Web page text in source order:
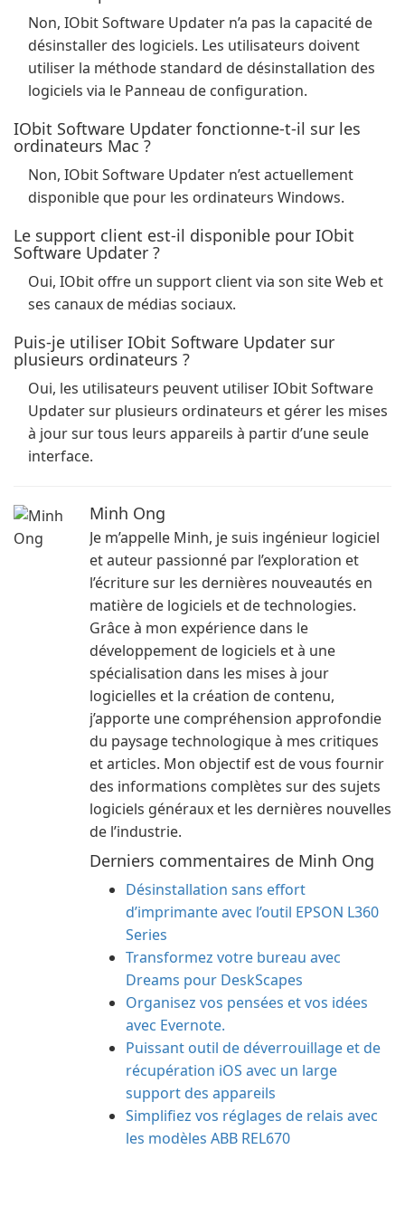
Non, IObit Software Updater n’a pas la capacité de
désinstaller des logiciels. Les utilisateurs doivent
utiliser la méthode standard de désinstallation des
logiciels via le Panneau de configuration.
IObit Software Updater fonctionne-t-il sur les
ordinateurs Mac ?
Non, IObit Software Updater n’est actuellement
disponible que pour les ordinateurs Windows.
Le support client est-il disponible pour IObit
Software Updater ?
Oui, IObit offre un support client via son site Web et
ses canaux de médias sociaux.
Puis-je utiliser IObit Software Updater sur
plusieurs ordinateurs ?
Oui, les utilisateurs peuvent utiliser IObit Software
Updater sur plusieurs ordinateurs et gérer les mises
à jour sur tous leurs appareils à partir d’une seule
interface.
Minh Ong
Je m’appelle Minh, je suis ingénieur logiciel
et auteur passionné par l’exploration et
l’écriture sur les dernières nouveautés en
matière de logiciels et de technologies.
Grâce à mon expérience dans le
développement de logiciels et à une
spécialisation dans les mises à jour
logicielles et la création de contenu,
j’apporte une compréhension approfondie
du paysage technologique à mes critiques
et articles. Mon objectif est de vous fournir
des informations complètes sur des sujets
logiciels généraux et les dernières nouvelles
de l’industrie.
Derniers commentaires de Minh Ong
Désinstallation sans effort
d’imprimante avec l’outil EPSON L360
Series
Transformez votre bureau avec
Dreams pour DeskScapes
Organisez vos pensées et vos idées
avec Evernote.
Puissant outil de déverrouillage et de
récupération iOS avec un large
support des appareils
Simplifiez vos réglages de relais avec
les modèles ABB REL670